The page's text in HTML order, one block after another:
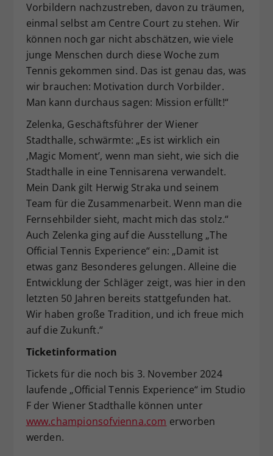
Vorbildern nachzustreben, davon zu träumen,
einmal selbst am Centre Court zu stehen. Wir
können noch gar nicht abschätzen, wie viele
junge Menschen durch diese Woche zum
Tennis gekommen sind. Das ist genau das, was
wir brauchen: Motivation durch Vorbilder.
Man kann durchaus sagen: Mission erfüllt!“
Zelenka, Geschäftsführer der Wiener
Stadthalle, schwärmte: „Es ist wirklich ein
‚Magic Moment’, wenn man sieht, wie sich die
Stadthalle in eine Tennisarena verwandelt.
Mein Dank gilt Herwig Straka und seinem
Team für die Zusammenarbeit. Wenn man die
Fernsehbilder sieht, macht mich das stolz.“
Auch Zelenka ging auf die Ausstellung „The
Official Tennis Experience“ ein: „Damit ist
etwas ganz Besonderes gelungen. Alleine die
Entwicklung der Schläger zeigt, was hier in den
letzten 50 Jahren bereits stattgefunden hat.
Wir haben große Tradition, und ich freue mich
auf die Zukunft.“
Ticketinformation
Tickets für die noch bis 3. November 2024
laufende „Official Tennis Experience“ im Studio
F der Wiener Stadthalle können unter
www.championsofvienna.com erworben
werden.